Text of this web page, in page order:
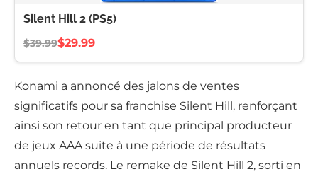
Silent Hill 2 (PS5)
$39.99$29.99
Konami a annoncé des jalons de ventes
significatifs pour sa franchise Silent Hill, renforçant
ainsi son retour en tant que principal producteur
de jeux AAA suite à une période de résultats
annuels records. Le remake de Silent Hill 2, sorti en